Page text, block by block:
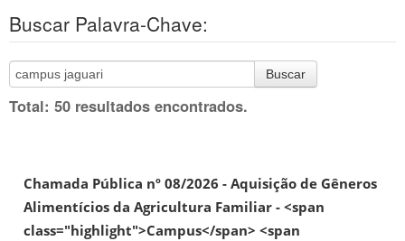
Buscar Palavra-Chave:
Buscar
Total: 50 resultados encontrados.
Chamada Pública nº 08/2026 - Aquisição de Gêneros
Alimentícios da Agricultura Familiar - <span
class="highlight">Campus</span> <span